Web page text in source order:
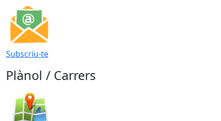
Subscriu-te
Plànol / Carrers